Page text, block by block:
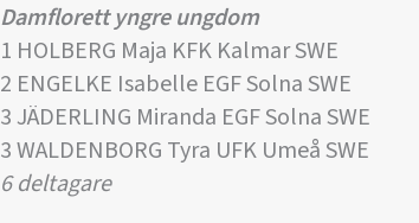
Damflorett yngre ungdom
1 HOLBERG Maja KFK Kalmar SWE
2 ENGELKE Isabelle EGF Solna SWE
3 JÄDERLING Miranda EGF Solna SWE
3 WALDENBORG Tyra UFK Umeå SWE
6 deltagare